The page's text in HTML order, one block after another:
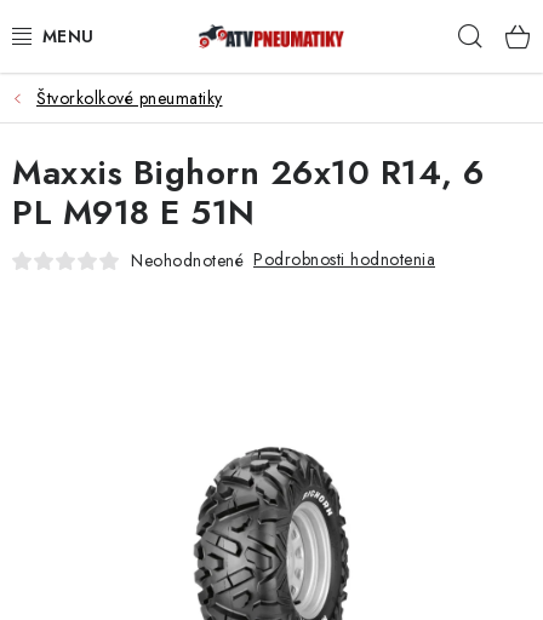
na
PNEUMATIKY
DISKY
ROZŠIROVACIE PODLOŽKY
NAVIJAKY COME UP WARN
Štvorkolkové pneumatiky
Maxxis Bighorn 26x10 R14, 6
PL M918 E 51N
Neohodnotené Podrobnosti hodnotenia